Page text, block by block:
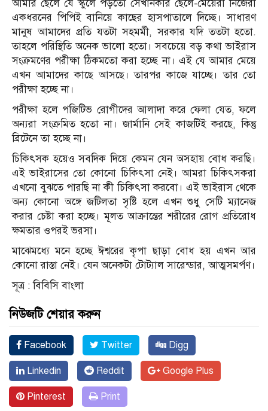
আমার ছেলে যে স্কুলে পড়তো সেখানকার ছেলে-মেয়েরা নিজেরা
একধরনের পিপিই বানিয়ে কাছের হাসপাতালে দিচ্ছে। সাধারণ
মানুষ আমাদের প্রতি যতটা সহমর্মী, সরকার যদি ততটা হতো.
তাহলে পরিস্থিতি অনেক ভালো হতো। সবচেয়ে বড় কথা ভাইরাস
সংক্রমণের পরীক্ষা ঠিকমতো করা হচ্ছে না। এই যে আমার মেয়ে
এখন আমাদের কাছে আসছে। তারপর কাজে যাচ্ছে। তার তো
পরীক্ষা হচ্ছে না।
পরীক্ষা হলে পজিটিভ রোগীদের আলাদা করে ফেলা যেত, ফলে
অন্যরা সংক্রমিত হতো না। জার্মানি সেই কাজটিই করছে, কিন্তু
ব্রিটেনে তা হচ্ছে না।
চিকিৎসক হয়েও সবদিক দিয়ে কেমন যেন অসহায় বোধ করছি।
এই ভাইরাসের তো কোনো চিকিৎসা নেই। আমরা চিকিৎসকরা
এখনো বুঝতে পারছি না কী চিকিৎসা করবো। এই ভাইরাস থেকে
অন্য কোনো অঙ্গে জটিলতা সৃষ্টি হলে এখন শুধু সেটি ম্যানেজ
করার চেষ্টা করা হচ্ছে। মূলত আক্রান্তের শরীরের রোগ প্রতিরোধ
ক্ষমতার ওপরই ভরসা।
মাঝেমধ্যে মনে হচ্ছে ঈশ্বরের কৃপা ছাড়া বোধ হয় এখন আর
কোনো রাস্তা নেই। যেন অনেকটা টোট্যাল সারেন্ডার, আত্মসমর্পণ।
সূত্র : বিবিসি বাংলা
নিউজটি শেয়ার করুন
Facebook Twitter Digg
Linkedin Reddit Google Plus
Pinterest Print